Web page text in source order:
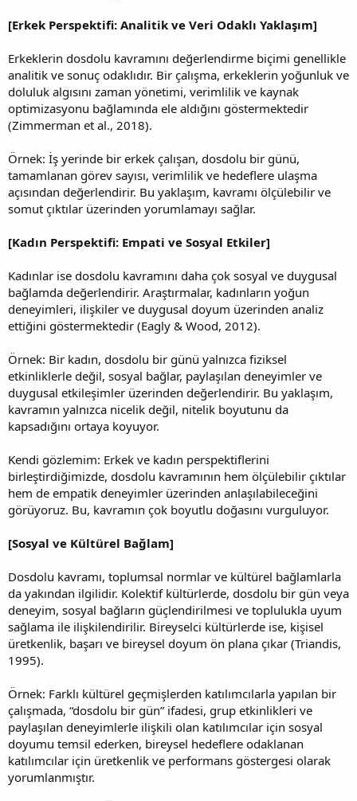
[Erkek Perspektifi: Analitik ve Veri Odaklı Yaklaşım]
Erkeklerin dosdolu kavramını değerlendirme biçimi genellikle
analitik ve sonuç odaklıdır. Bir çalışma, erkeklerin yoğunluk ve
doluluk algısını zaman yönetimi, verimlilik ve kaynak
optimizasyonu bağlamında ele aldığını göstermektedir
(Zimmerman et al., 2018).
Örnek: İş yerinde bir erkek çalışan, dosdolu bir günü,
tamamlanan görev sayısı, verimlilik ve hedeflere ulaşma
açısından değerlendirir. Bu yaklaşım, kavramı ölçülebilir ve
somut çıktılar üzerinden yorumlamayı sağlar.
[Kadın Perspektifi: Empati ve Sosyal Etkiler]
Kadınlar ise dosdolu kavramını daha çok sosyal ve duygusal
bağlamda değerlendirir. Araştırmalar, kadınların yoğun
deneyimleri, ilişkiler ve duygusal doyum üzerinden analiz
ettiğini göstermektedir (Eagly & Wood, 2012).
Örnek: Bir kadın, dosdolu bir günü yalnızca fiziksel
etkinliklerle değil, sosyal bağlar, paylaşılan deneyimler ve
duygusal etkileşimler üzerinden değerlendirir. Bu yaklaşım,
kavramın yalnızca nicelik değil, nitelik boyutunu da
kapsadığını ortaya koyuyor.
Kendi gözlemim: Erkek ve kadın perspektiflerini
birleştirdiğimizde, dosdolu kavramının hem ölçülebilir çıktılar
hem de empatik deneyimler üzerinden anlaşılabileceğini
görüyoruz. Bu, kavramın çok boyutlu doğasını vurguluyor.
[Sosyal ve Kültürel Bağlam]
Dosdolu kavramı, toplumsal normlar ve kültürel bağlamlarla
da yakından ilgilidir. Kolektif kültürlerde, dosdolu bir gün veya
deneyim, sosyal bağların güçlendirilmesi ve toplulukla uyum
sağlama ile ilişkilendirilir. Bireyselci kültürlerde ise, kişisel
üretkenlik, başarı ve bireysel doyum ön plana çıkar (Triandis,
1995).
Örnek: Farklı kültürel geçmişlerden katılımcılarla yapılan bir
çalışmada, “dosdolu bir gün” ifadesi, grup etkinlikleri ve
paylaşılan deneyimlerle ilişkili olan katılımcılar için sosyal
doyumu temsil ederken, bireysel hedeflere odaklanan
katılımcılar için üretkenlik ve performans göstergesi olarak
yorumlanmıştır.